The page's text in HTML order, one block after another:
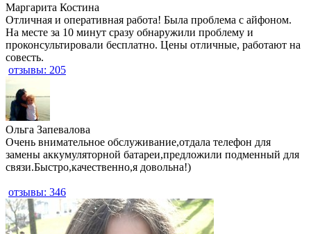
Маргарита Костина
Отличная и оперативная работа! Была проблема с айфоном.
На месте за 10 минут сразу обнаружили проблему и
проконсультировали бесплатно. Цены отличные, работают на
совесть.
отзывы: 205
​Ольга Запевалова
Очень внимательное обслуживание,отдала телефон для
замены аккумуляторной батареи,предложили подменный для
связи.Быстро,качественно,я довольна!)
отзывы: 346